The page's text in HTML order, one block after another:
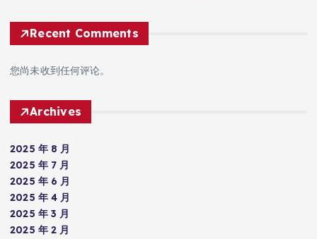
Recent Comments
您尚未收到任何评论。
Archives
2025 年 8 月
2025 年 7 月
2025 年 6 月
2025 年 4 月
2025 年 3 月
2025 年 2 月